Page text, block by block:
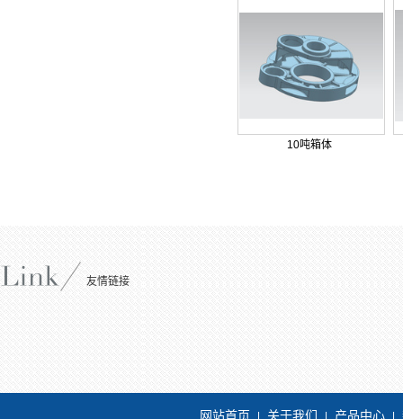
10吨箱体
友情链接
网站首页 关于我们 产品中心